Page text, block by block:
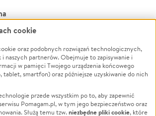
Powódź
Wichura
NGO
Edukacja
Podróż
cookie
oraz podobnych rozwiązań technologicznych,
i naszych partnerów. Obejmuje to zapisywanie i
w pamięci Twojego urządzenia końcowego
tablet, smartfon) oraz późniejsze uzyskiwanie do nich
przede wszystkim po to, aby zapewnić
Pomagam.pl, w tym jego bezpieczeństwo oraz
Służą temu tzw.niezbędne pliki cookie, które